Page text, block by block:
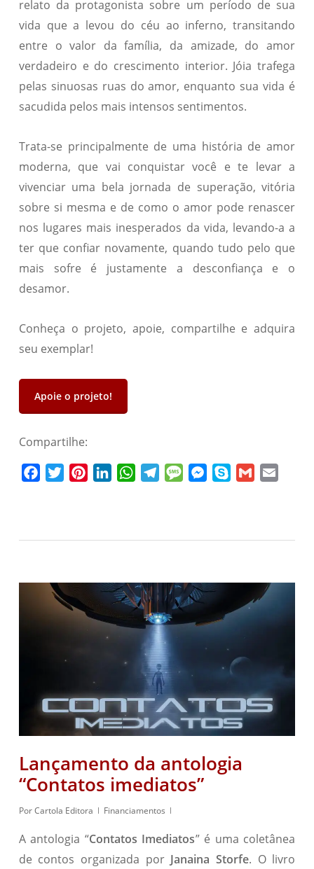
relato da protagonista sobre um período de sua
vida que a levou do céu ao inferno, transitando
entre o valor da família, da amizade, do amor
verdadeiro e do crescimento interior. Jóia trafega
pelas sinuosas ruas do amor, enquanto sua vida é
sacudida pelos mais intensos sentimentos.
Trata-se principalmente de uma história de amor
moderna, que vai conquistar você e te levar a
vivenciar uma bela jornada de superação, vitória
sobre si mesma e de como o amor pode renascer
nos lugares mais inesperados da vida, levando-a a
ter que confiar novamente, quando tudo pelo que
mais sofre é justamente a desconfiança e o
desamor.
Conheça o projeto, apoie, compartilhe e adquira
seu exemplar!
Apoie o projeto!
Compartilhe:
FacebookTwitterPinterestLinkedInWhatsAppTelegramMessageMessenger
Skype Gmail
Lançamento da antologia
“Contatos imediatos”
PorCartola Editora Financiamentos
A antologia “Contatos Imediatos” é uma coletânea
de contos organizada por Janaina Storfe. O livro